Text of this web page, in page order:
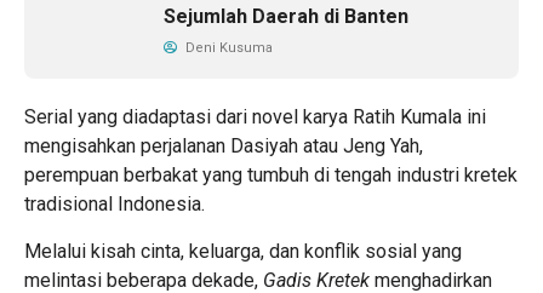
Sejumlah Daerah di Banten
Deni Kusuma
Serial yang diadaptasi dari novel karya Ratih Kumala ini
mengisahkan perjalanan Dasiyah atau Jeng Yah,
perempuan berbakat yang tumbuh di tengah industri kretek
tradisional Indonesia.
Melalui kisah cinta, keluarga, dan konflik sosial yang
melintasi beberapa dekade, Gadis Kretek menghadirkan